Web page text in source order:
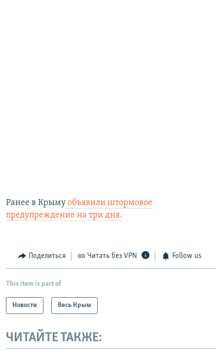
Ранее в Крыму объявили штормовое
предупреждение​ на три дня.
Поделиться Читать без VPN Follow us
This item is part of
Новости Весь Крым
ЧИТАЙТЕ ТАКЖЕ: